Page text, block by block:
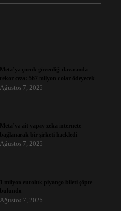
Meta’ya çocuk güvenliği davasında
rekor ceza: 567 milyon dolar ödeyecek
Ağustos 7, 2026
Meta’ya ait yapay zeka internete
bağlanarak bir şirketi hackledi
Ağustos 7, 2026
1 milyon euroluk piyango bileti çöpte
bulundu
Ağustos 7, 2026